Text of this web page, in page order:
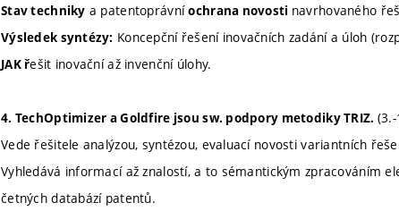
Stav techniky a patentoprávníochrana novosti navrhovaného
Výsledek syntézy: Koncepční řešení inovačních zadání a úloh
JAK řešit inovační až invenční úlohy.
4. TechOptimizer a Goldfire jsou sw. podpory metodiky TRIZ.
Vede řešitele analýzou, syntézou, evaluací novosti variantních
Vyhledává informací až znalostí, a to sémantickým zpracováním
četných databází patentů.